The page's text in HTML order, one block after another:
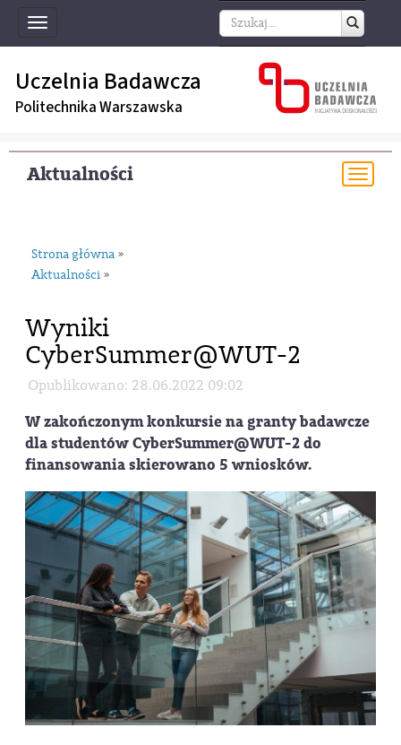
Toggle
navigation
Uczelnia Badawcza
Politechnika Warszawska
Aktualności
Strona główna »
Aktualności »
Wyniki
CyberSummer@WUT-2
Opublikowano: 28.06.2022 09:02
W zakończonym konkursie na granty badawcze
dla studentów CyberSummer@WUT-2 do
finansowania skierowano 5 wniosków.